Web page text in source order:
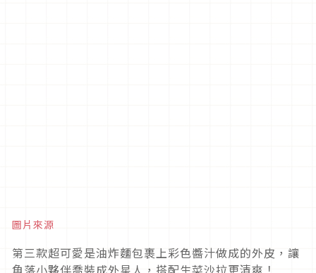
圖片來源
第三款超可愛是油炸麵包裹上彩色醬汁做成的外皮，讓